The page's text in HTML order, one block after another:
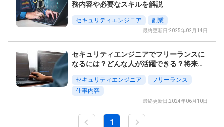
務内容や必要なスキルを解説
セキュリティエンジニア 副業
最終更新日:2025年02月14日
セキュリティエンジニアでフリーランスに
なるには？どんな人が活躍できる？将来性
は？
セキュリティエンジニア
フリーランス
仕事内容
最終更新日:2024年06月10日
1